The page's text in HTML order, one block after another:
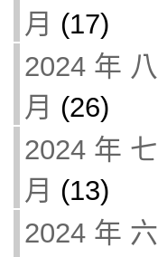
月 (17)
2024 年 八
月 (26)
2024 年 七
月 (13)
2024 年 六